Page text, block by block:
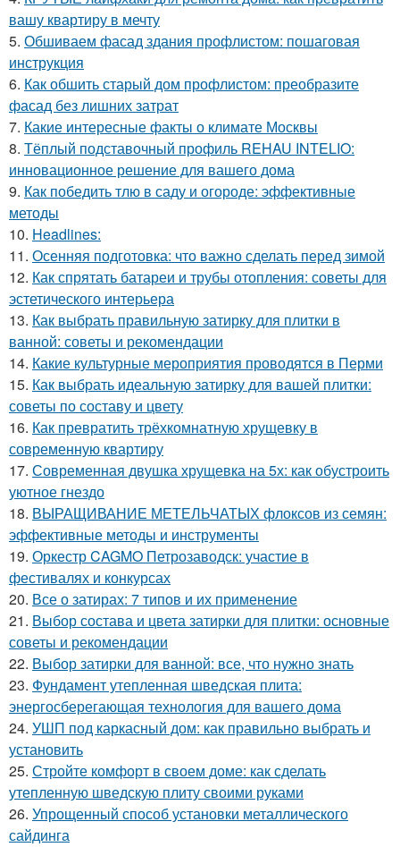
вашу квартиру в мечту
5. Обшиваем фасад здания профлистом: пошаговая
инструкция
6. Как обшить старый дом профлистом: преобразите
фасад без лишних затрат
7. Какие интересные факты о климате Москвы
8. Тёплый подставочный профиль REHAU INTELIO:
инновационное решение для вашего дома
9. Как победить тлю в саду и огороде: эффективные
методы
10. Headlines:
11. Осенняя подготовка: что важно сделать перед зимой
12. Как спрятать батареи и трубы отопления: советы для
эстетического интерьера
13. Как выбрать правильную затирку для плитки в
ванной: советы и рекомендации
14. Какие культурные мероприятия проводятся в Перми
15. Как выбрать идеальную затирку для вашей плитки:
советы по составу и цвету
16. Как превратить трёхкомнатную хрущевку в
современную квартиру
17. Современная двушка хрущевка на 5х: как обустроить
уютное гнездо
18. ВЫРАЩИВАНИЕ МЕТЕЛЬЧАТЫХ флоксов из семян:
эффективные методы и инструменты
19. Оркестр CAGMO Петрозаводск: участие в
фестивалях и конкурсах
20. Все о затирах: 7 типов и их применение
21. Выбор состава и цвета затирки для плитки: основные
советы и рекомендации
22. Выбор затирки для ванной: все, что нужно знать
23. Фундамент утепленная шведская плита:
энергосберегающая технология для вашего дома
24. УШП под каркасный дом: как правильно выбрать и
установить
25. Стройте комфорт в своем доме: как сделать
утепленную шведскую плиту своими руками
26. Упрощенный способ установки металлического
сайдинга